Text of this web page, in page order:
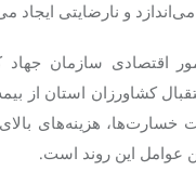
و نارضایتی ایجاد
اقتصادی سازمان جهاد
کشاورزان استان از
هزینه‌های بالای
عوامل این روند است.